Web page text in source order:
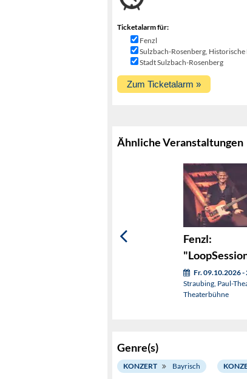
Ticketalarm für:
Fenzl
Sulzbach-Rosenberg, Historische
Stadt Sulzbach-Rosenberg
Ähnliche Veranstaltungen
Fenzl:
Fr. 09.10.2026
Straubing, Paul-
Theaterbühne
Genre(s)
KONZERT Bayrisch